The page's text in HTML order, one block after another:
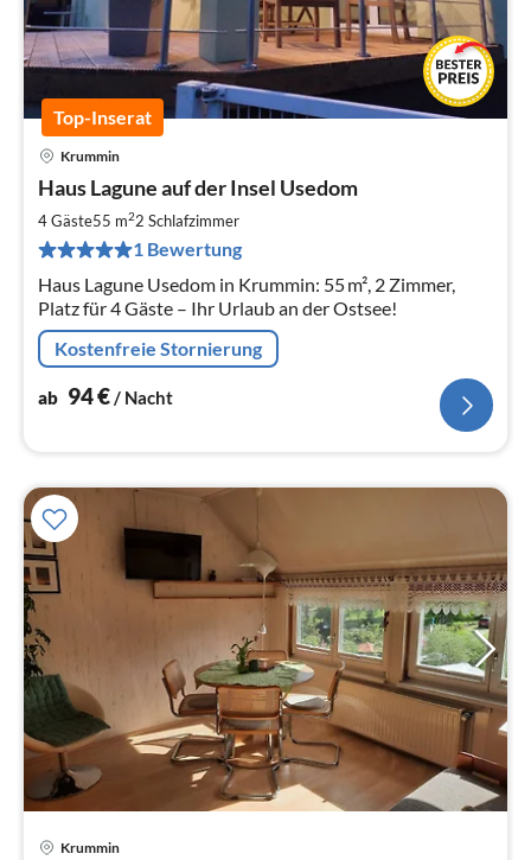
Top-Inserat
Krummin
Haus Lagune auf der Insel Usedom
4 Gäste55 m22 Schlafzimmer
1 Bewertung
Haus Lagune Usedom in Krummin: 55 m², 2 Zimmer,
Platz für 4 Gäste – Ihr Urlaub an der Ostsee!
Kostenfreie Stornierung
ab 94€/ Nacht
Krummin